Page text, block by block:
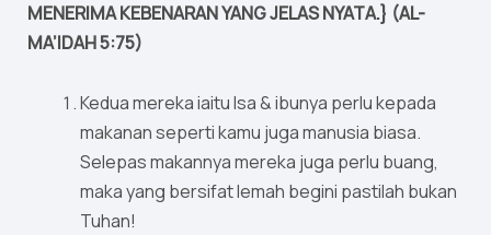
MENERIMA KEBENARAN YANG JELAS NYATA.} (AL-
MA’IDAH 5:75)
Kedua mereka iaitu Isa & ibunya perlu kepada
makanan seperti kamu juga manusia biasa.
Selepas makannya mereka juga perlu buang,
maka yang bersifat lemah begini pastilah bukan
Tuhan!